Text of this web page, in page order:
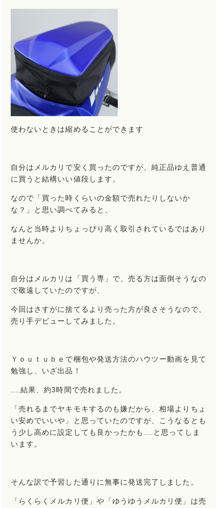
使わないときは縮めることができます
自分はメルカリで安く買ったのですが、純正品ゆえ普通
に買うと結構いい値段します。
なので「買った時くらいの金額で売れたりしないか
な？」と思い調べてみると、
なんと当時よりちょっぴり高く取引されているではあり
ませんか。
自分はメルカリは「買う専」で、売る方は面倒そうなの
で敬遠していたのですが、
今回はさすがに捨てるより売った方が良さそうなので、
売り手デビューしてみました。
Ｙｏｕｔｕｂｅで梱包や発送方法のハウツー動画を見て
勉強し、いざ出品！
……結果、約3時間で売れました。
「売れるまでヤキモキするのも嫌だから、相場よりちょ
い安めでいいや」と思っていたのですが、こうなるとも
う少し高めに設定しても良かったかも……と思ってしま
います。
そんな訳で予習した通りに無事に発送完了しました。
「らくらくメルカリ便」や「ゆうゆうメルカリ便」は売